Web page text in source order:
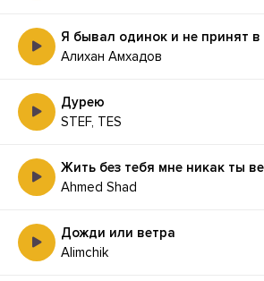
Алихан Амхадов
Дурею
STEF, TES
Ahmed Shad
Дожди или ветра
Alimchik